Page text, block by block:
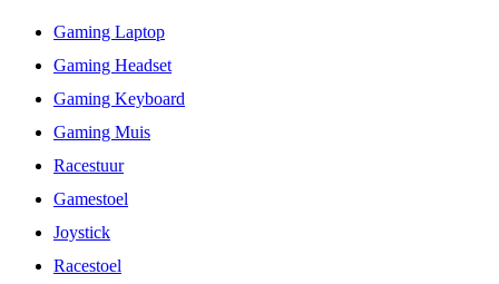
Gaming Laptop
Gaming Headset
Gaming Keyboard
Gaming Muis
Racestuur
Gamestoel
Joystick
Racestoel